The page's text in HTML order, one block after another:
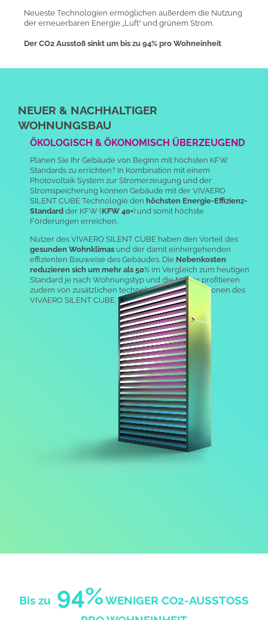
Neueste Technologien ermöglichen außerdem die Nutzung
der erneuerbaren Energie „Luft“ und grünem Strom.
Der CO2 Ausstoß sinkt um bis zu 94% pro Wohneinheit.
NEUER & NACHHALTIGER
WOHNUNGSBAU
ÖKOLOGISCH & ÖKONOMISCH ÜBERZEUGEND
Planen Sie Ihr Gebäude von Beginn mit höchsten KFW
Standards zu errichten? In Kombination mit einem
Photovoltaik System zur Stromerzeugung und der
Stromspeicherung können Gebäude mit der VIVAERO
SILENT CUBE Technologie den höchsten Energie-Effizienz-
Standard der KFW (KFW 40+) und somit höchste
Förderungen erreichen.
Nutzer des VIVAERO SILENT CUBE haben den Vorteil des
gesunden Wohnklimas und der damit einhergehenden
effizienten Bauweise des Gebäudes. Die Nebenkosten
reduzieren sich um mehr als 50% im Vergleich zum heutigen
Standard je nach Wohnungstyp und die Nutzer profitieren
zudem von zusätzlichen technologischen Innovationen des
VIVAERO SILENT CUBE.
Bis zu 94%WENIGER CO2-AUSSTOSS